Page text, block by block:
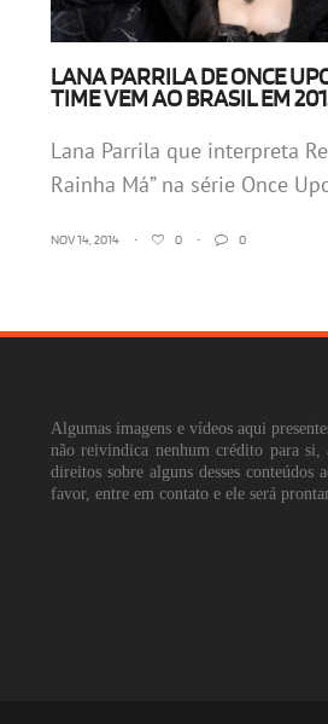
LANA PARRILA DE ONCE
TIME VEM AO BRASIL EM
Lana Parrila que interpreta
Rainha Má” na série Once
NOV 14, 2014 • 0 • 0
Algumas imagens e vídeos aqui
não reivindica nenhum crédito para si,
direitos sobre alguns desses
favor, entre em contato e ele será